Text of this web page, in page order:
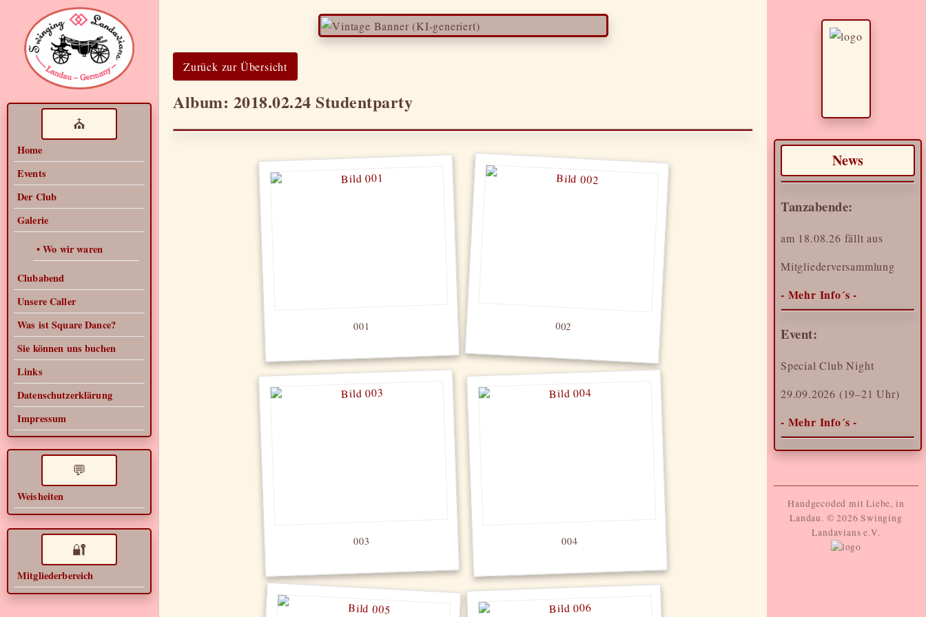
⛪
Home
Events
Der Club
Galerie
• Wo wir waren
Clubabend
Unsere Caller
Was ist Square Dance?
Sie können uns buchen
Links
Datenschutzerklärung
Impressum
💬
Weisheiten
🔐
Mitgliederbereich
Zurück zur Übersicht
Album: 2018.02.24 Studentparty
001 002
003 004
News
Tanzabende:
am 18.08.26 fällt aus
Mitgliederversammlung
- Mehr Info´s -
Event:
Special Club Night
29.09.2026 (19–21 Uhr)
- Mehr Info´s -
Handgecoded mit Liebe, in
Landau. © 2026 Swinging
Landavians e.V.